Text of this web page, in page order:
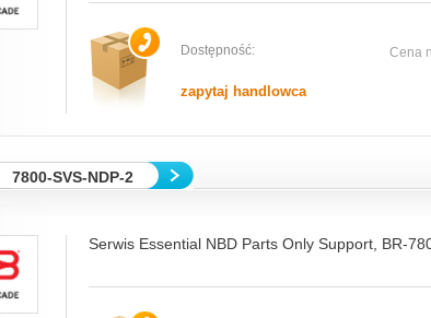
Dostępność:
zapytaj handlowca
Cena
7800-SVS-NDP-2
Serwis Essential NBD Parts Only Support, BR-